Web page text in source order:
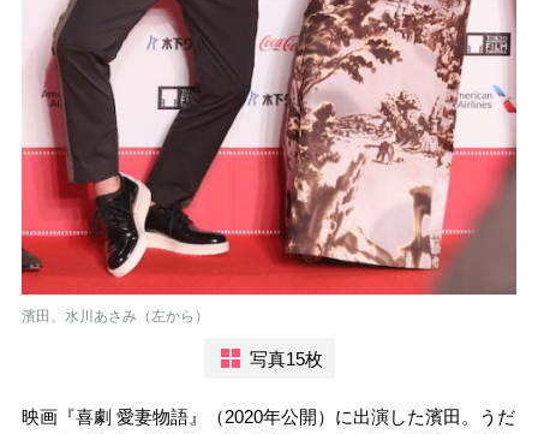
濱田、水川あさみ（左から）
写真15枚
映画『喜劇 愛妻物語』（2020年公開）に出演した濱田。うだ